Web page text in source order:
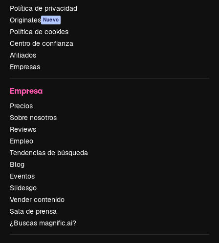
Política de privacidad
Originales Nuevo
Política de cookies
Centro de confianza
Afiliados
Empresas
Empresa
Precios
Sobre nosotros
Reviews
Empleo
Tendencias de búsqueda
Blog
Eventos
Slidesgo
Vender contenido
Sala de prensa
¿Buscas magnific.ai?